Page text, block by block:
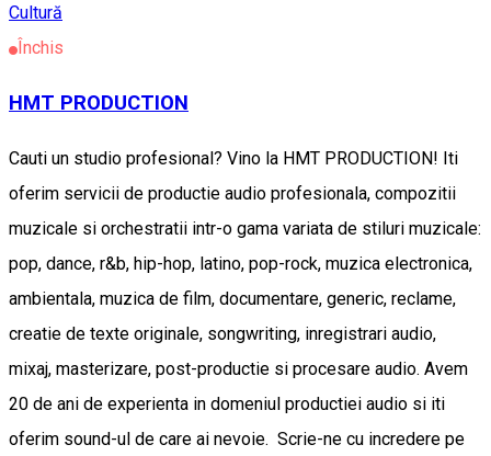
Cultură
Închis
HMT PRODUCTION
Cauti un studio profesional? Vino la HMT PRODUCTION! Iti
oferim servicii de productie audio profesionala, compozitii
muzicale si orchestratii intr-o gama variata de stiluri muzicale:
pop, dance, r&b, hip-hop, latino, pop-rock, muzica electronica,
ambientala, muzica de film, documentare, generic, reclame,
creatie de texte originale, songwriting, inregistrari audio,
mixaj, masterizare, post-productie si procesare audio. Avem
20 de ani de experienta in domeniul productiei audio si iti
oferim sound-ul de care ai nevoie. Scrie-ne cu incredere pe